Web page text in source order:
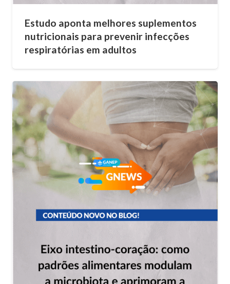
Estudo aponta melhores suplementos
nutricionais para prevenir infecções
respiratórias em adultos